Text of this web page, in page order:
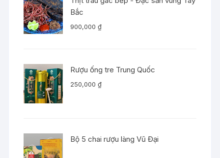
Bắc
900,000₫
Rượu ống tre Trung Quốc
250,000₫
Bộ 5 chai rượu làng Vũ Đại